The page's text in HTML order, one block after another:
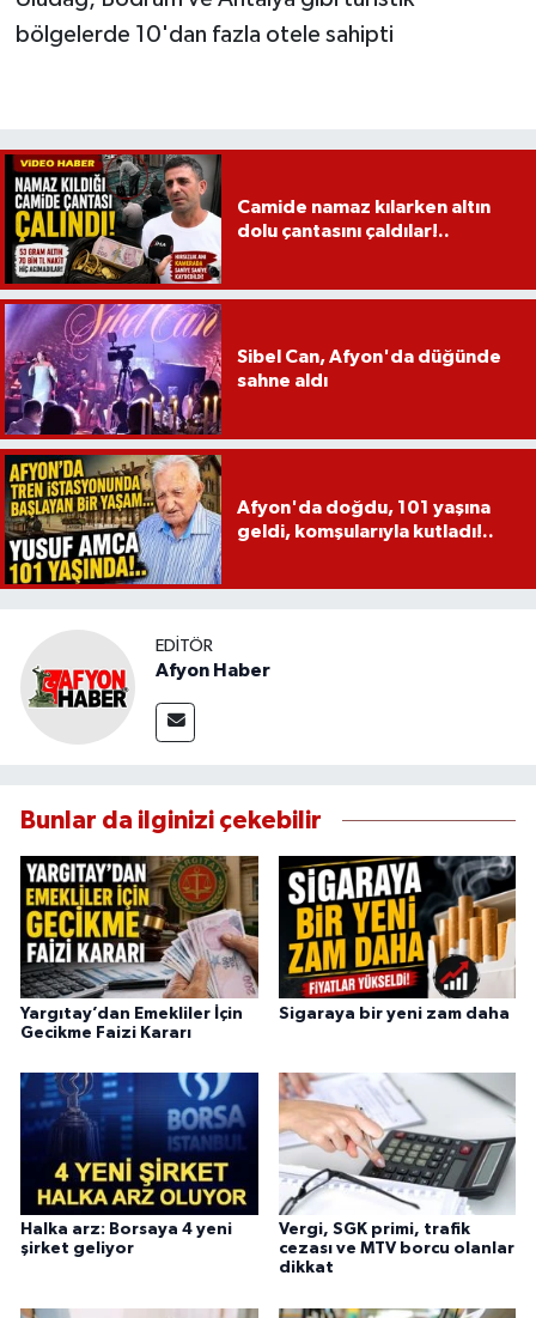
bölgelerde 10'dan fazla otele sahipti
Camide namaz kılarken altın
dolu çantasını çaldılar!..
Sibel Can, Afyon'da düğünde
sahne aldı
Afyon'da doğdu, 101 yaşına
geldi, komşularıyla kutladı!..
EDITÖR
Afyon Haber
Bunlar da ilginizi çekebilir
Yargıtay’dan Emekliler İçin
Gecikme Faizi Kararı
Sigaraya bir yeni zam daha
Halka arz: Borsaya 4 yeni
şirket geliyor
Vergi, SGK primi, trafik
cezası ve MTV borcu olanlar
dikkat